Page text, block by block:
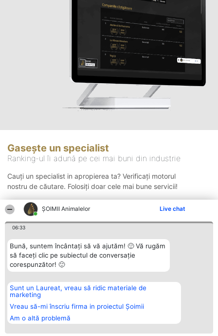
ŞOIMII Animalelor Live chat
06:33
Bună, suntem încântați să vă ajutăm! 🙂 Vă rugăm
să faceți clic pe subiectul de conversație
corespunzător! 🙂
Sunt un Laureat, vreau să ridic materiale de
marketing
Vreau să-mi înscriu firma in proiectul Șoimii
Am o altă problemă
Gasește un specialist
Ranking-ul îi adună pe cei mai buni din industrie
Cauți un specialist in apropierea ta? Verificați motorul
nostru de căutare. Folosiți doar cele mai bune servicii!
Organizator Ranking
BRIGHT SOLUTIONS BR SRL
Aleea Timisul De Sus 2 Bl. A30
Sc. A Et. 4 Ap. 13 Cod 061952
București
CUI 36737675
Plebiscyt
Lista Tuturor
Laureaților
Statut
Contact